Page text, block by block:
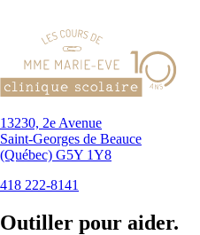
13230, 2e Avenue
Saint-Georges de Beauce
(Québec) G5Y 1Y8
418 222-8141
Outiller pour aider.